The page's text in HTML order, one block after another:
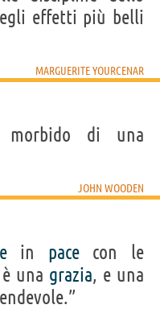
effetti più belli
MARGUERITE YOURCENAR
morbido di una
JOHN WOODEN
in pacecon le
una grazia, e una